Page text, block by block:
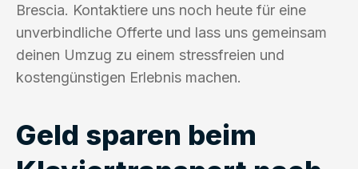
Brescia. Kontaktiere uns noch heute für eine
unverbindliche Offerte und lass uns gemeinsam
deinen Umzug zu einem stressfreien und
kostengünstigen Erlebnis machen.
Geld sparen beim